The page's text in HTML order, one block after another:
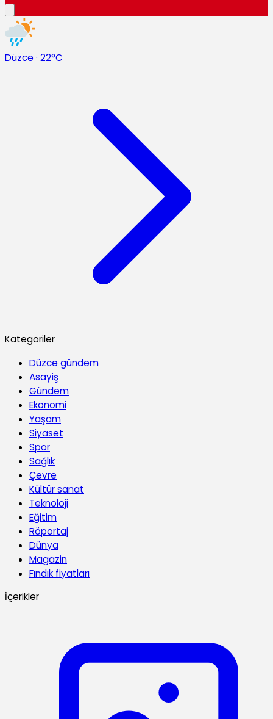
Düzce · 22°C
Kategoriler
Düzce gündem
Asayiş
Gündem
Ekonomi
Yaşam
Siyaset
Spor
Sağlık
Çevre
Kültür sanat
Teknoloji
Eğitim
Röportaj
Dünya
Magazin
Fındık fiyatları
İçerikler